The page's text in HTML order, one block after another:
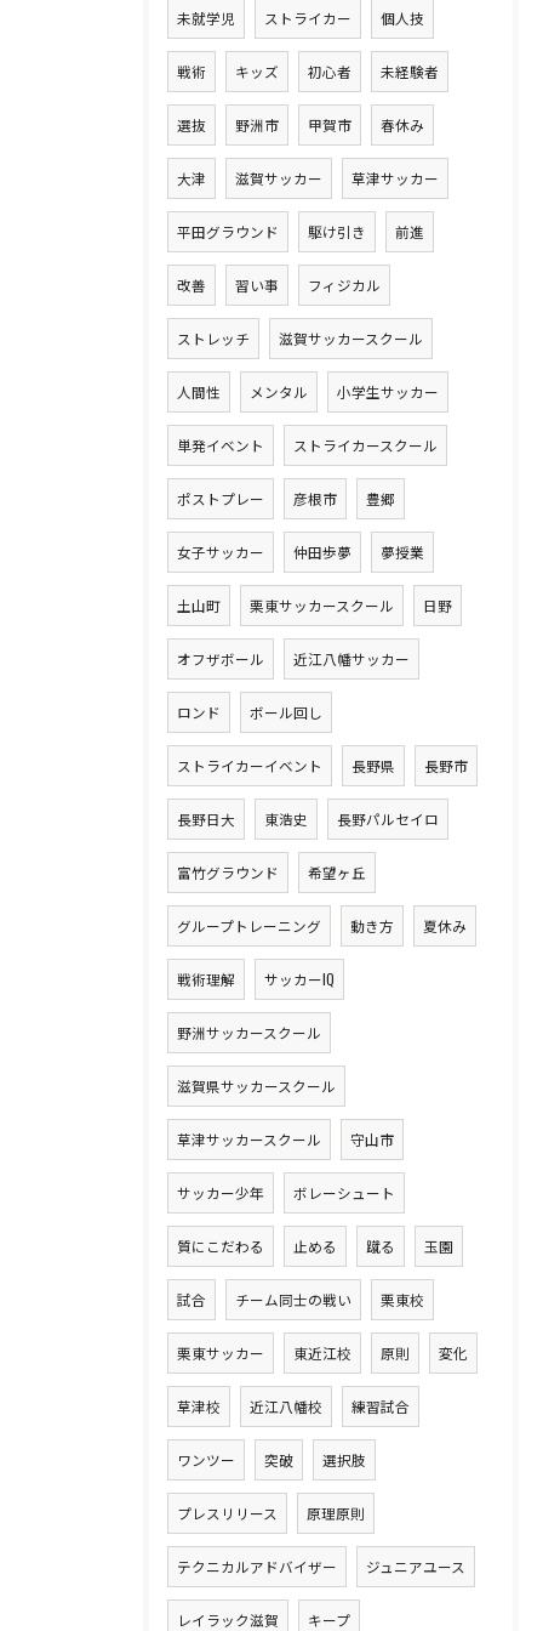
未就学児 ストライカー 個人技
戦術 キッズ 初心者 未経験者
選抜 野洲市 甲賀市 春休み
大津 滋賀サッカー 草津サッカー
平田グラウンド 駆け引き 前進
改善 習い事 フィジカル
ストレッチ 滋賀サッカースクール
人間性 メンタル 小学生サッカー
単発イベント ストライカースクール
ポストプレー 彦根市 豊郷
女子サッカー 仲田歩夢 夢授業
土山町 栗東サッカースクール 日野
オフザボール 近江八幡サッカー
ロンド ボール回し
ストライカーイベント 長野県 長野市
長野日大 東浩史 長野パルセイロ
富竹グラウンド 希望ヶ丘
グループトレーニング 動き方 夏休み
戦術理解 サッカーIQ
野洲サッカースクール
滋賀県サッカースクール
草津サッカースクール 守山市
サッカー少年 ボレーシュート
質にこだわる 止める 蹴る 玉園
試合 チーム同士の戦い 栗東校
栗東サッカー 東近江校 原則 変化
草津校 近江八幡校 練習試合
ワンツー 突破 選択肢
プレスリリース 原理原則
テクニカルアドバイザー ジュニアユース
レイラック滋賀 キープ